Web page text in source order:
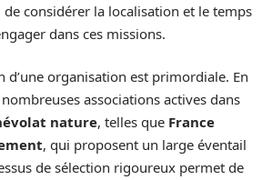
considérer la localisation et le temps
dans ces missions.
d’une organisation est primordiale. En
associations actives dans
nature, telles que France
, qui proposent un large éventail
de sélection rigoureux permet de